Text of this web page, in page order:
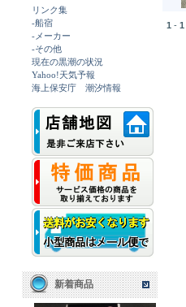
リンク集
-船宿
-メーカー
-その他
現在の黒潮の状況
Yahoo!天気予報
海上保安庁 潮汐情報
新着商品
1 - 1